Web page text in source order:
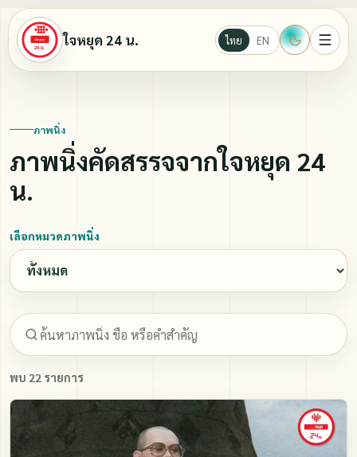
ใจหยุด 24 น. ไทย EN
Ebook
วีดีโอ
ภาพนิ่ง
ภาพนิ่ง
ภาพนิ่งคัดสรรจจากใจหยุด 24
น.
เลือกหมวดภาพนิ่ง
พบ 22 รายการ